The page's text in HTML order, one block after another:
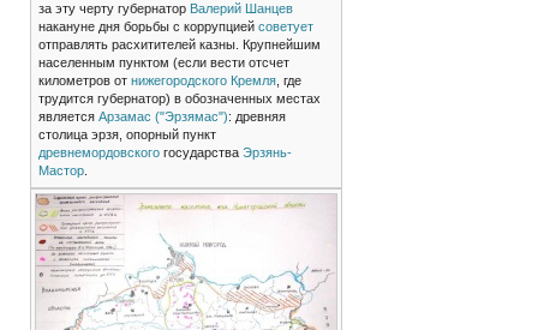
за эту черту губернатор Валерий Шанцев
накануне дня борьбы с коррупциейсоветует
отправлять расхитителей казны. Крупнейшим
населенным пунктом (если вести отсчет
километров от нижегородского Кремля, где
трудится губернатор) в обозначенных местах
является Арзамас ("Эрзямас"): древняя
столица эрзя, опорный пункт
древнемордовскогогосударства Эрзянь-
Мастор.